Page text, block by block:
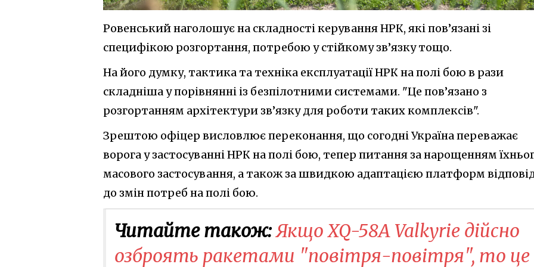
Ровенський наголошує на складності керування НРК, які пов’язані зі
специфікою розгортання, потребою у стійкому зв’язку тощо.
На його думку, тактика та техніка експлуатації НРК на полі бою в рази
складніша у порівнянні із безпілотними системами. "Це пов’язано з
розгортанням архітектури зв’язку для роботи таких комплексів".
Зрештою офіцер висловлює переконання, що согодні Україна переважає
ворога у застосуванні НРК на полі бою, тепер питання за нарощенням
масового застосування, а також за швидкою адаптацією платформ
до змін потреб на полі бою.
Читайте також:Якщо XQ-58A Valkyrie дійсно
озброять ракетами "повітря-повітря", то це